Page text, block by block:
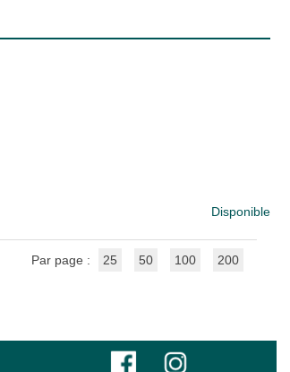
Disponible
Par page : 25 50 100 200